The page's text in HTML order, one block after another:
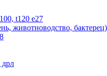
t120 е27
животноводство, бактерец)
дрл